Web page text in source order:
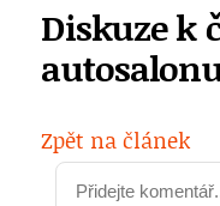
Diskuze k
Zpět na článek